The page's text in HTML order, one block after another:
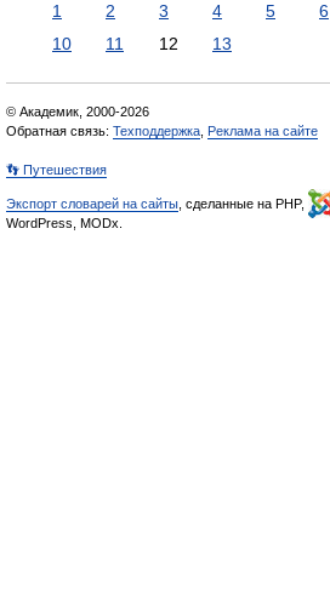
1 2 3 4 5 6
10
11 12 13
© Академик, 2000-2026
Обратная связь: Техподдержка Реклама на сайте
👣 Путешествия
Экспорт словарей на сайты , сделанные на PHP,
WordPress, MODx.